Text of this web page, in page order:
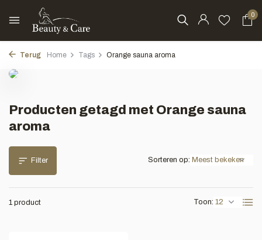
0
Terug Home Tags Orange sauna aroma
Producten getagd met Orange sauna
aroma
Filter
1 product Toon:
Sorteren op: